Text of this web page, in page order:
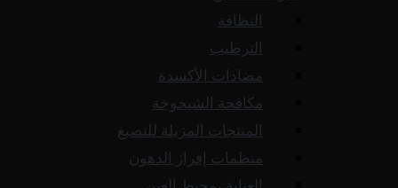
النظافة
الترطيب
مضادات الأكسدة
مكافحة الشيخوخة
المنتجات المزيلة للتصبغ
منظمات إفراز الدهون